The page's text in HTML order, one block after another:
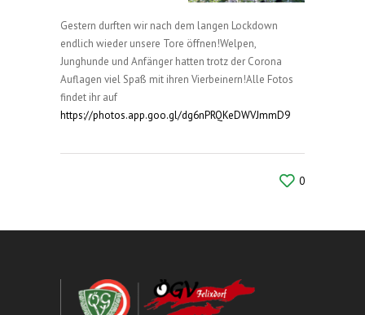
Gestern durften wir nach dem langen Lockdown
endlich wieder unsere Tore öffnen!Welpen,
Junghunde und Anfänger hatten trotz der Corona
Auflagen viel Spaß mit ihren Vierbeinern!Alle Fotos
findet ihr auf
https://photos.app.goo.gl/dg6nPRQKeDWVJmmD9
0